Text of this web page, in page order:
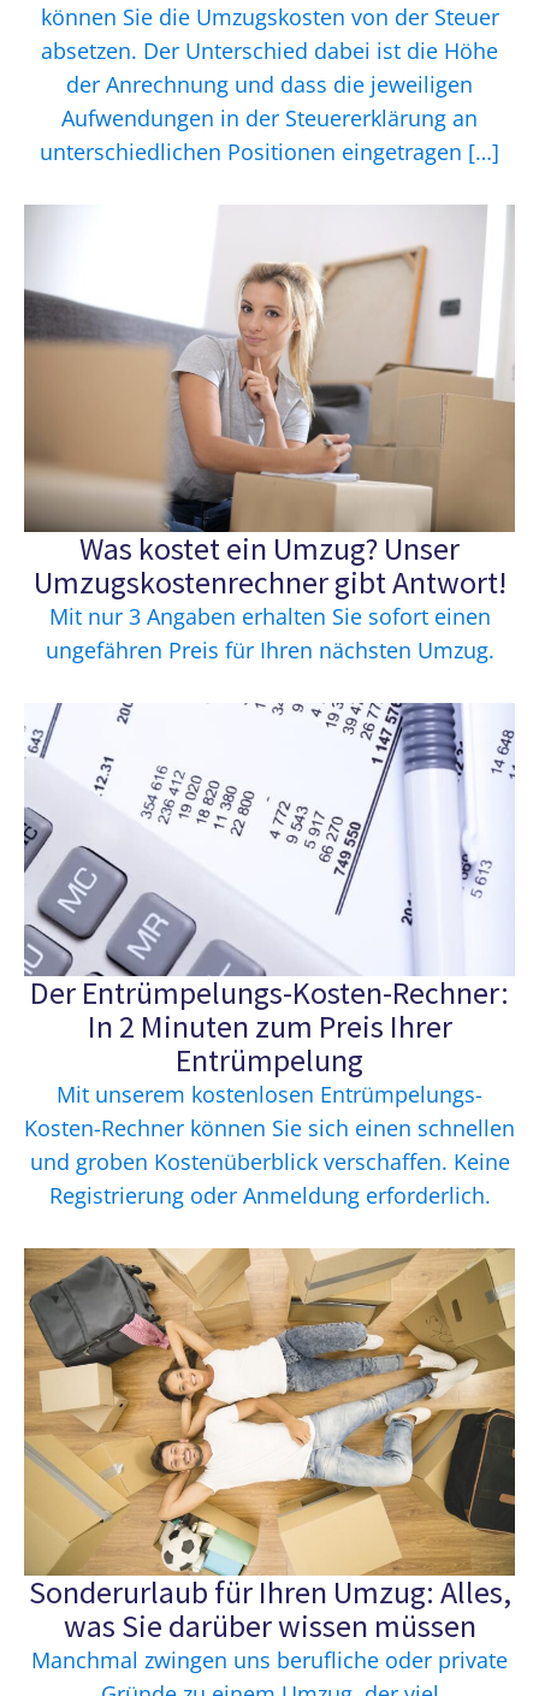
können Sie die Umzugskosten von der Steuer
absetzen. Der Unterschied dabei ist die Höhe
der Anrechnung und dass die jeweiligen
Aufwendungen in der Steuererklärung an
unterschiedlichen Positionen eingetragen […]
Was kostet ein Umzug? Unser
Umzugskostenrechner gibt Antwort!
Mit nur 3 Angaben erhalten Sie sofort einen
ungefähren Preis für Ihren nächsten Umzug.
Der Entrümpelungs-Kosten-Rechner:
In 2 Minuten zum Preis Ihrer
Entrümpelung
Mit unserem kostenlosen Entrümpelungs-
Kosten-Rechner können Sie sich einen schnellen
und groben Kostenüberblick verschaffen. Keine
Registrierung oder Anmeldung erforderlich.
Sonderurlaub für Ihren Umzug: Alles,
was Sie darüber wissen müssen
Manchmal zwingen uns berufliche oder private